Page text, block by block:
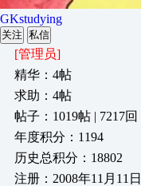
GKstudying
关注 私信
[管理员]
精华：4帖
求助：4帖
帖子：1019帖 | 7217回
年度积分：1194
历史总积分：18802
注册：2008年11月11日